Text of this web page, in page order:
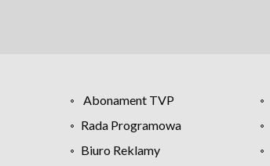
Abonament TVP
Rada Programowa
Biuro Reklamy